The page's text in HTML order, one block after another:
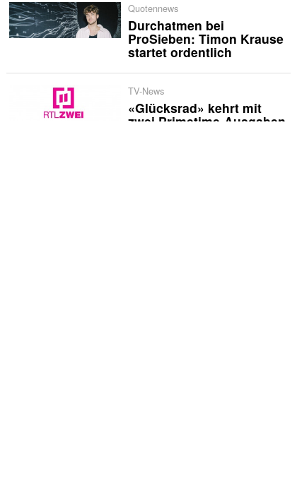
Quotennews
Durchatmen bei
ProSieben: Timon Krause
startet ordentlich
TV-News
«Glücksrad» kehrt mit
zwei Primetime-Ausgaben